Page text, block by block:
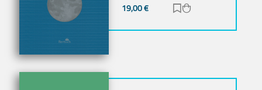
19,00€ Zur Merkliste